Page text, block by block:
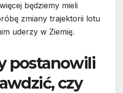
będziemy mieli
zmiany trajektorii lotu
uderzy w Ziemię.
postanowili
czy